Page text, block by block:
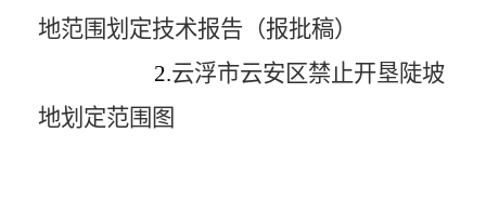
地范围划定技术报告（报批稿）
2.云浮市云安区禁止开垦陡坡
地划定范围图